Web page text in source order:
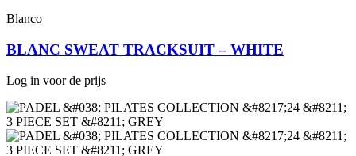
Blanco
BLANC SWEAT TRACKSUIT – WHITE
Log in voor de prijs